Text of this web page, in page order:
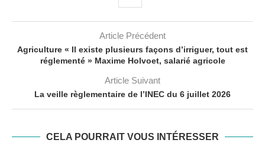
Article Précédent
Agriculture « Il existe plusieurs façons d’irriguer, tout est
réglementé » Maxime Holvoet, salarié agricole
Article Suivant
La veille règlementaire de l’INEC du 6 juillet 2026
CELA POURRAIT VOUS INTÉRESSER